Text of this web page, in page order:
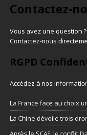
Contactez-
Vous avez une question
Contactez-nous
RGPD
Accédez à nos
La France face au choix
La Chine dévoile trois